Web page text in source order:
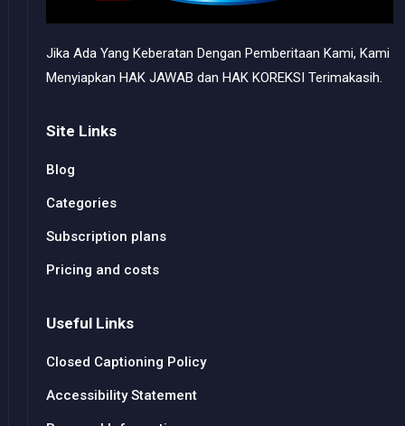
Jika Ada Yang Keberatan Dengan Pemberitaan Kami, Kami
Menyiapkan HAK JAWAB dan HAK KOREKSI Terimakasih.
Site Links
Blog
Categories
Subscription plans
Pricing and costs
Useful Links
Closed Captioning Policy
Accessibility Statement